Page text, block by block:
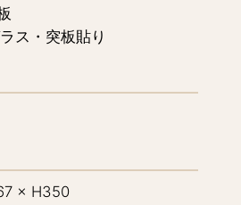
ス・突板貼り
× H350